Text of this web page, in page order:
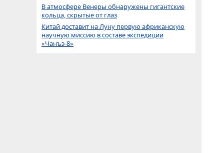
В атмосфере Венеры обнаружены гигантские
кольца, скрытые от глаз
Китай доставит на Луну первую африканскую
научную миссию в составе экспедиции
«Чанъэ-8»